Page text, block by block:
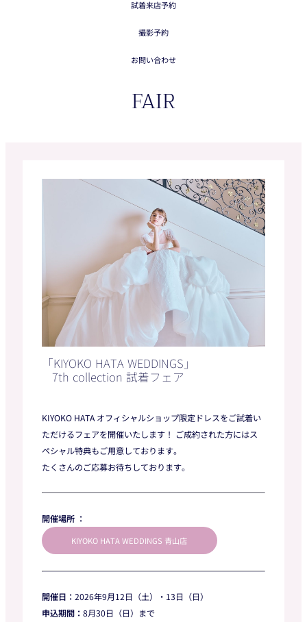
試着来店予約
撮影予約
お問い合わせ
FAIR
「KIYOKO HATA WEDDINGS」
7th collection 試着フェア
KIYOKO HATA オフィシャルショップ限定ドレスをご試着い
ただけるフェアを開催いたします！ ご成約された方にはス
ペシャル特典もご用意しております。
たくさんのご応募お待ちしております。
開催場所 ：
KIYOKO HATA WEDDINGS 青山店
開催日： 2026年9月12日（土）・13日（日）
申込期間： 8月30日（日）まで